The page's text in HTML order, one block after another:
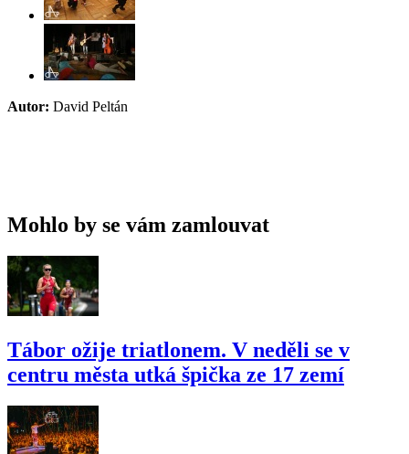
Autor: David Peltán
Mohlo by se vám zamlouvat
Tábor ožije triatlonem. V neděli se v
centru města utká špička ze 17 zemí